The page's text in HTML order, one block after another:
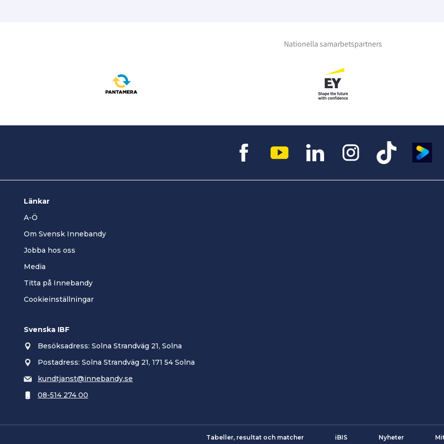
Nationella samarbetspartners
Länkar
A-Ö
Om Svensk Innebandy
Jobba hos oss
Media
Titta på Innebandy
Cookieinställningar
Svenska IBF
Besöksadress: Solna Strandväg 21, Solna
Postadress: Solna Strandväg 21, 171 54 Solna
kundtjanst@innebandy.se
08-514 274 00
Tabeller, resultat och matcher iBIS Nyheter